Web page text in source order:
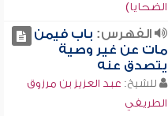
الضحايا)
الفهرس: باب فيمن
مات عن غير وصية
يتصدق عنه
للشيخ: عبد العزيز بن مرزوق
الطريفي